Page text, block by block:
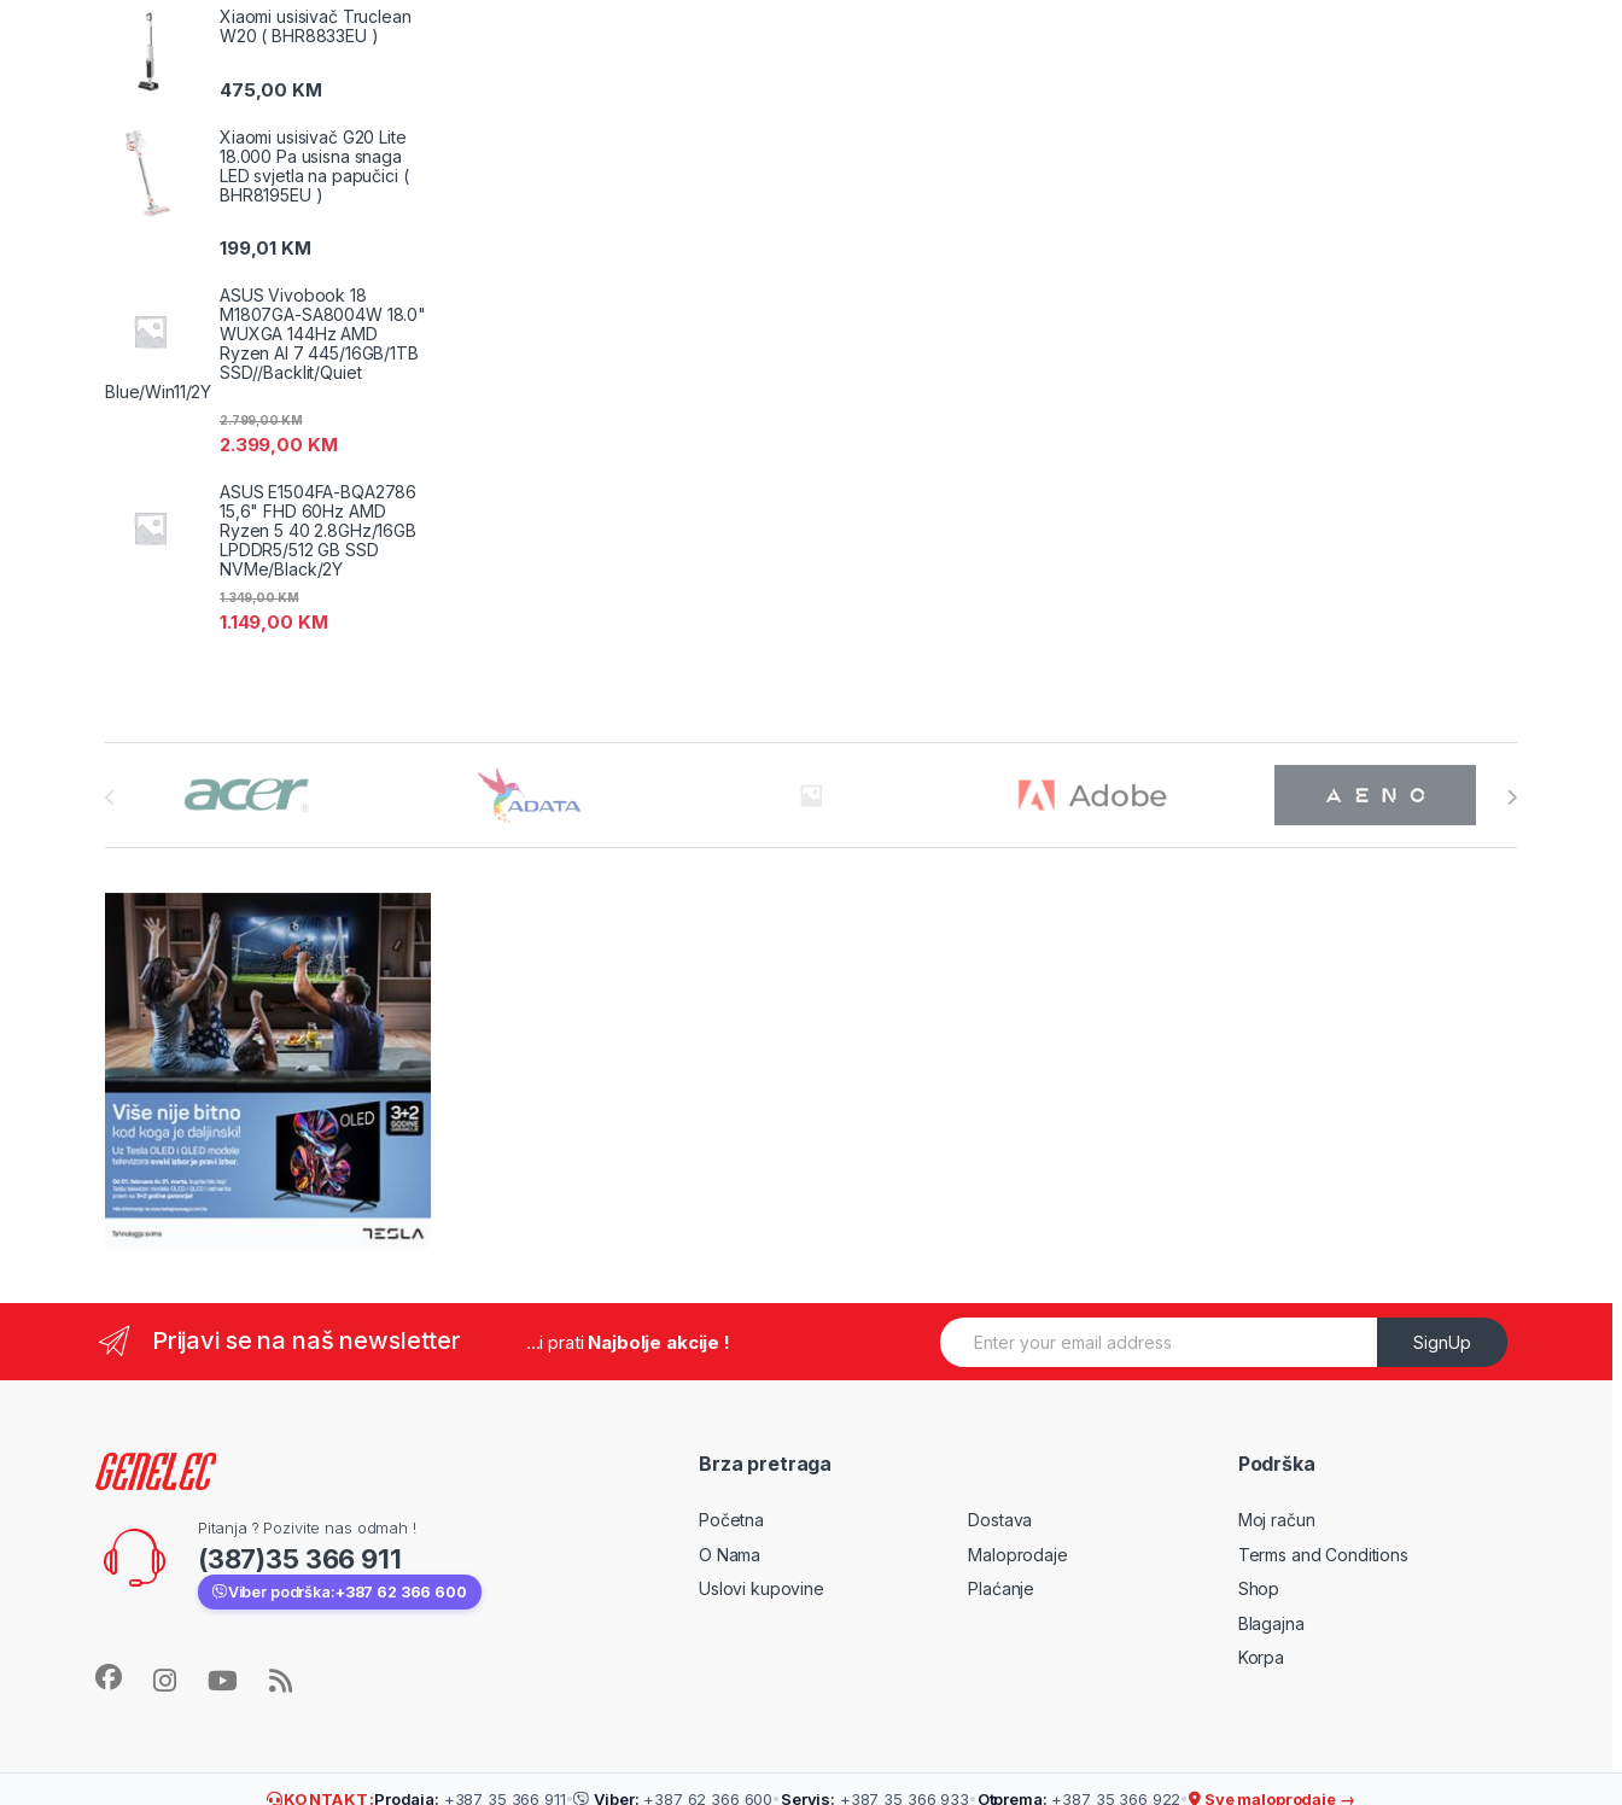
Xiaomi usisivač Truclean
W20 ( BHR8833EU )
475,00 KM
Xiaomi usisivač G20 Lite
18.000 Pa usisna snaga
LED svjetla na papučici (
BHR8195EU )
199,01 KM
ASUS Vivobook 18
M1807GA-SA8004W 18.0"
WUXGA 144Hz AMD
Ryzen AI 7 445/16GB/1TB
SSD//Backlit/Quiet
Blue/Win11/2Y
2.399,00 KM
2.799,00KM
ASUS E1504FA-BQA2786
15,6" FHD 60Hz AMD
Ryzen 5 40 2.8GHz/16GB
LPDDR5/512 GB SSD
NVMe/Black/2Y
1.149,00 KM
1.349,00KM
Prijavi se na naš newsletter ...i prati Najbolje akcije !
E
m
SignUp
Pitanja ? Pozivite nas odmah !
(387)35 366 911
Viber podrška:+387 62 366 600
Brza pretraga
Početna
O Nama
Uslovi kupovine
Dostava
Maloprodaje
Plaćanje
Podrška
Moj račun
Terms and Conditions
Shop
Blagajna
Korpa
KONTAKT:Prodaja: +387 35 366 911• Viber: +387 62 366 600• Servis: +387 35 366 933• Otprema: +387 35 366 922• Sve maloprodaje →